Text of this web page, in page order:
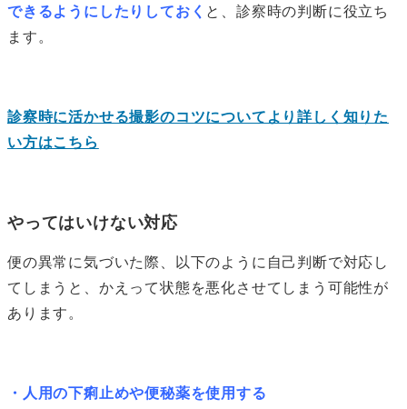
できるようにしたりしておく と、診察時の判断に役立ち
ます。
診察時に活かせる撮影のコツについてより詳しく知りた
い方はこちら
やってはいけない対応
便の異常に気づいた際、以下のように自己判断で対応し
てしまうと、かえって状態を悪化させてしまう可能性が
あります。
・人用の下痢止めや便秘薬を使用する